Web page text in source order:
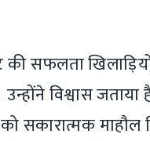
की सफलता
विश्वास
सकारात्मक माहौल